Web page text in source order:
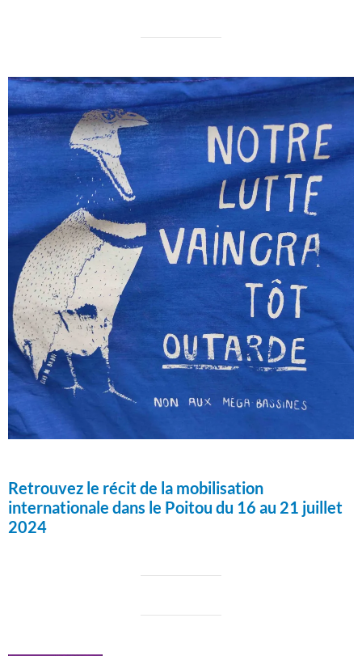
Retrouvez le récit de la mobilisation
internationale dans le Poitou du 16 au 21 juillet
2024